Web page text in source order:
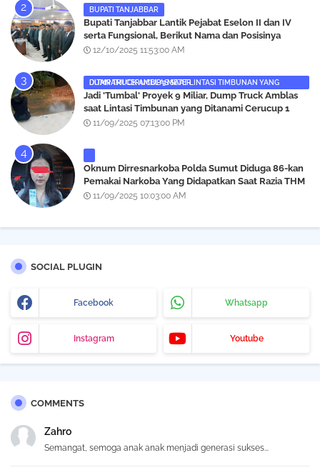
BUPATI TANJABBAR
‎Bupati Tanjabbar Lantik Pejabat Eselon II dan IV
serta Fungsional, Berikut Nama dan Posisinya
12/10/2025 11:53:00 AM
DUMP TRUCK AMBLAS SAAT LINTASI TIMBUNAN YANG DITANAMI CERUCUP 3 METER
‎Jadi 'Tumbal' Proyek 9 Miliar, Dump Truck Amblas
saat Lintasi Timbunan yang Ditanami Cerucup 1
Meter
11/09/2025 07:13:00 PM
Oknum Dirresnarkoba Polda Sumut Diduga 86-kan
Pemakai Narkoba Yang Didapatkan Saat Razia THM
Black Owl, Propam Diminta Bertindak
11/09/2025 10:03:00 AM
SOCIAL PLUGIN
Facebook Whatsapp
Instagram Youtube
COMMENTS
Zahro
Semangat, semoga anak anak menjadi generasi sukses...